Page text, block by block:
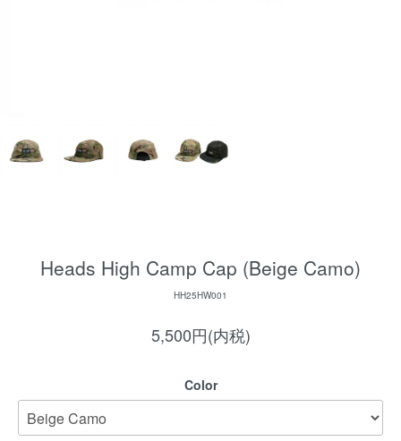
Heads High Camp Cap (Beige Camo)
HH25HW001
5,500円(内税)
Color